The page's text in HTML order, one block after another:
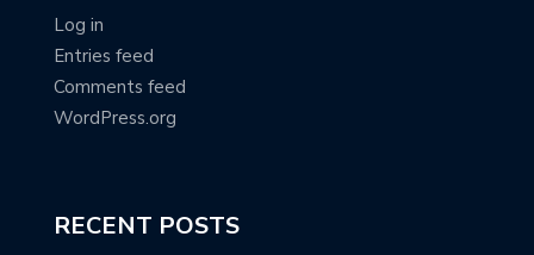
Log in
Entries feed
Comments feed
WordPress.org
RECENT POSTS